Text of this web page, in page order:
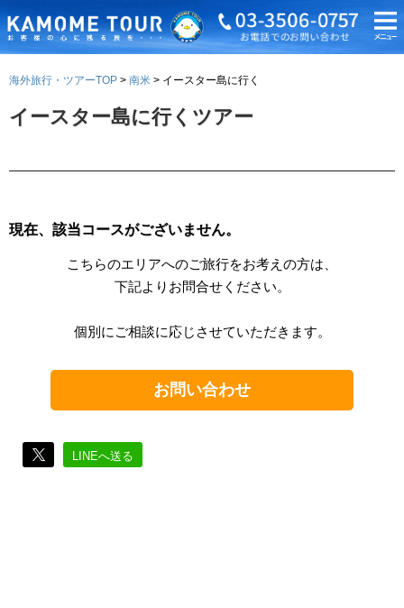
海外旅行・ツアーTOP 南米 イースター島に行く
イースター島に行くツアー
現在、該当コースがございません。
こちらのエリアへのご旅行をお考えの方は、
下記よりお問合せください。
個別にご相談に応じさせていただきます。
お問い合わせ
LINEへ送る